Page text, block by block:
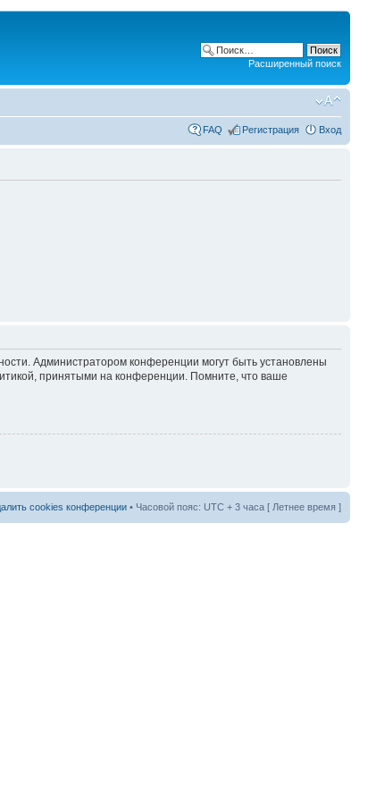
Расширенный поиск
FAQ Регистрация Вход
Администратором конференции могут быть установлены
принятыми на конференции. Помните, что ваше
cookies конференции • Часовой пояс: UTC + 3 часа [ Летнее время ]